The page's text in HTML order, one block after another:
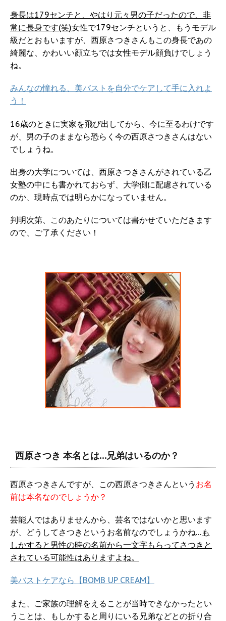
身長は179センチと、やはり元々男の子だったので、非
常に長身です(笑)女性で179センチというと、もうモデル
級だとおもいますが、西原さつきさんもこの身長であの
綺麗な、かわいい顔立ちでは女性モデル顔負けでしょう
ね。
みんなの憧れる、美バストを自分でケアして手に入れよ
う！
16歳のときに実家を飛び出してから、今に至るわけです
が、男の子のままなら恐らく今の西原さつきさんはない
でしょうね。
出身の大学については、西原さつきさんがされている乙
女塾の中にも書かれておらず、大学側に配慮されている
のか、現時点では明らかになっていません。
判明次第、このあたりについては書かせていただきます
ので、ご了承ください！
西原さつき 本名とは…兄弟はいるのか？
西原さつきさんですが、この西原さつきさんという お名
前は本名なのでしょうか？
芸能人ではありませんから、芸名ではないかと思います
が、どうしてさつきというお名前なのでしょうかね… も
しかすると男性の時の名前から一文字もらってさつきと
されている可能性はありますよね。
美バストケアなら【BOMB UP CREAM】
また、ご家族の理解をえることが当時できなかったとい
うことは、もしかすると周りにいる兄弟などとの折り合